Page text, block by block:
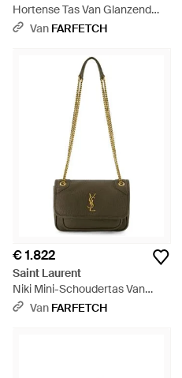
Hortense Tas Van Glanzend
Leer - Zwart
Van FARFETCH
€ 1.822
Saint Laurent
Niki Mini-Schoudertas Van
Bewerkt Lamsleer - Naturel
Van FARFETCH